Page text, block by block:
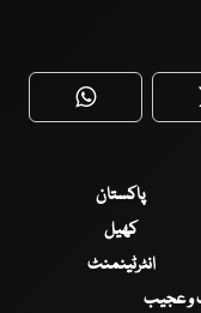
WhatsApp
پاکستان
کھیل
انٹرٹینمنٹ
و عجیب